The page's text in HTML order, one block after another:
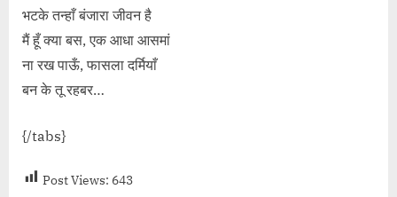
भटके तन्हाँ बंजारा जीवन है
मैं हूँ क्या बस, एक आधा आसमां
ना रख पाऊँ, फासला दर्मियाँ
बन के तू रहबर…
{/tabs}
Post Views: 643